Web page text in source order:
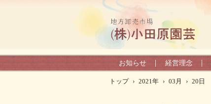
お知らせ 経営理念
トップ › 2021年 › 03月 › 20日